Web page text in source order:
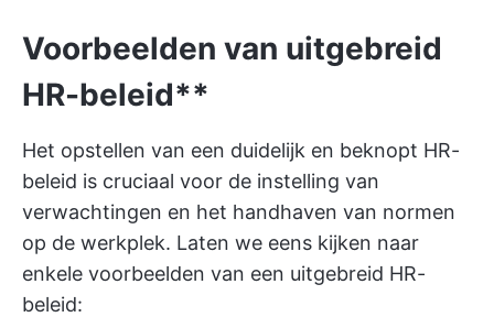
Voorbeelden van uitgebreid
HR-beleid**
Het opstellen van een duidelijk en beknopt HR-
beleid is cruciaal voor de instelling van
verwachtingen en het handhaven van normen
op de werkplek. Laten we eens kijken naar
enkele voorbeelden van een uitgebreid HR-
beleid: